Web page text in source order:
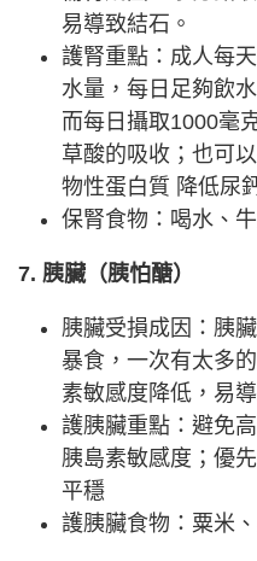
易導致結石。
護腎重點：成人每
水量，每日足夠飲
而每日攝取1000毫
草酸的吸收；也可
物性蛋白質 降低尿
保腎食物：喝水、
7. 胰臟（胰怕醣）
胰臟受損成因：胰
暴食，一次有太多
素敏感度降低，易
護胰臟重點：避免
胰島素敏感度；優
平穩
護胰臟食物：粟米